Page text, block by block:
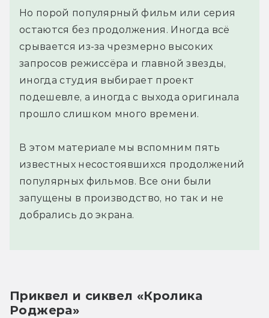
Но порой популярный фильм или серия
остаются без продолжения. Иногда всё
срывается из-за чрезмерно высоких
запросов режиссёра и главной звезды,
иногда студия выбирает проект
подешевле, а иногда с выхода оригинала
прошло слишком много времени.
В этом материале мы вспомним пять
известных несостоявшихся продолжений
популярных фильмов. Все они были
запущены в производство, но так и не
добрались до экрана.
Приквел и сиквел «Кролика
Роджера»